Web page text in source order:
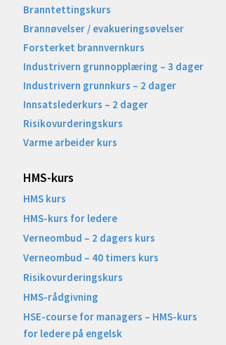
Branntettingskurs
Brannøvelser / evakueringsøvelser
Forsterket brannvernkurs
Industrivern grunnopplæring – 3 dager
Industrivern grunnkurs – 2 dager
Innsatslederkurs – 2 dager
Risikovurderingskurs
Varme arbeider kurs
HMS-kurs
HMS kurs
HMS-kurs for ledere
Verneombud – 2 dagers kurs
Verneombud – 40 timers kurs
Risikovurderingskurs
HMS-rådgivning
HSE-course for managers – HMS-kurs
for ledere på engelsk